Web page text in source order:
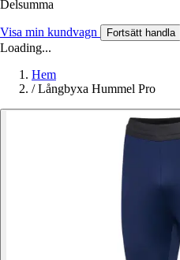
Delsumma
Visa min kundvagn Fortsätt handla
Loading...
Hem
/ Långbyxa Hummel Pro